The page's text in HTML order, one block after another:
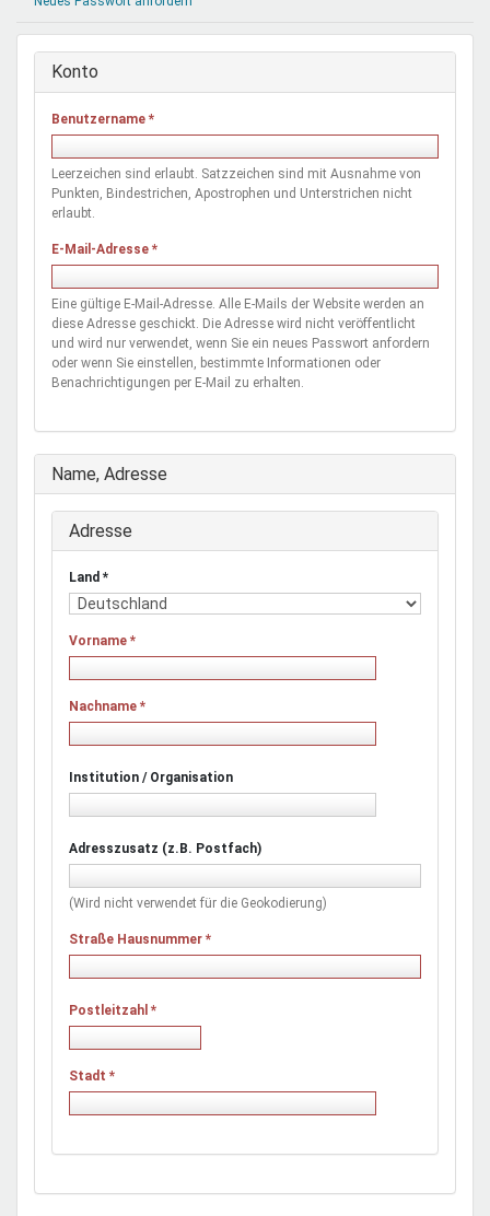
Schule & Beruf
Demokratie & Beteiligung
Konto
Benutzername *
Leerzeichen sind erlaubt. Satzzeichen sind mit Ausnahme von
Punkten, Bindestrichen, Apostrophen und Unterstrichen nicht
erlaubt.
E-Mail-Adresse *
Eine gültige E-Mail-Adresse. Alle E-Mails der Website werden an
diese Adresse geschickt. Die Adresse wird nicht veröffentlicht
und wird nur verwendet, wenn Sie ein neues Passwort anfordern
oder wenn Sie einstellen, bestimmte Informationen oder
Benachrichtigungen per E-Mail zu erhalten.
Ausblenden
Name, Adresse
Adresse
Land *
Vorname *
Nachname *
Institution / Organisation
Adresszusatz (z.B. Postfach)
(Wird nicht verwendet für die Geokodierung)
Straße Hausnummer *
Postleitzahl *
Stadt *